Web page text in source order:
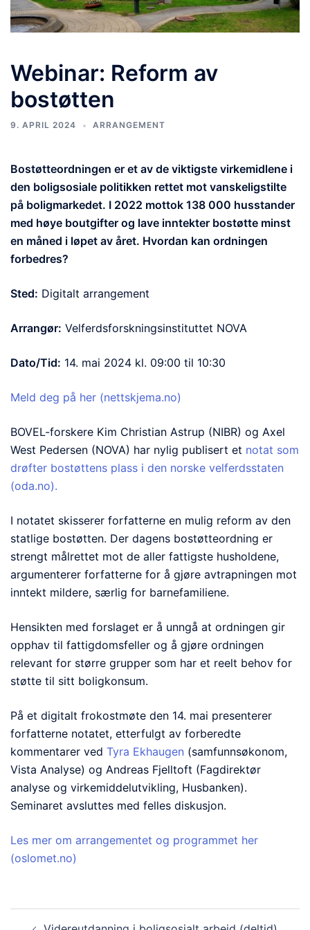
Webinar: Reform av
bostøtten
9. APRIL 2024 ARRANGEMENT
Bostøtteordningen er et av de viktigste virkemidlene i
den boligsosiale politikken rettet mot vanskeligstilte
på boligmarkedet. I 2022 mottok 138 000 husstander
med høye boutgifter og lave inntekter bostøtte minst
en måned i løpet av året. Hvordan kan ordningen
forbedres?
Sted: Digitalt arrangement
Arrangør: Velferdsforskningsinstituttet NOVA
Dato/Tid: 14. mai 2024 kl. 09:00 til 10:30
Meld deg på her (nettskjema.no)
BOVEL-forskere Kim Christian Astrup (NIBR) og Axel
West Pedersen (NOVA) har nylig publisert et notat som
drøfter bostøttens plass i den norske velferdsstaten
(oda.no).
I notatet skisserer forfatterne en mulig reform av den
statlige bostøtten. Der dagens bostøtteordning er
strengt målrettet mot de aller fattigste husholdene,
argumenterer forfatterne for å gjøre avtrapningen mot
inntekt mildere, særlig for barnefamiliene.
Hensikten med forslaget er å unngå at ordningen gir
opphav til fattigdomsfeller og å gjøre ordningen
relevant for større grupper som har et reelt behov for
støtte til sitt boligkonsum.
På et digitalt frokostmøte den 14. mai presenterer
forfatterne notatet, etterfulgt av forberedte
kommentarer ved Tyra Ekhaugen (samfunnsøkonom,
Vista Analyse) og Andreas Fjelltoft (Fagdirektør
analyse og virkemiddelutvikling, Husbanken).
Seminaret avsluttes med felles diskusjon.
Les mer om arrangementet og programmet her
(oslomet.no)